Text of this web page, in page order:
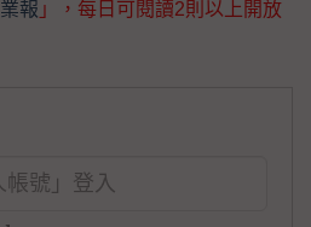
報 」，每日可閱讀2則以上開放